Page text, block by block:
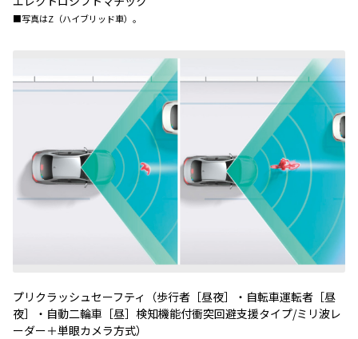
■写真はZ（ハイブリッド車）。
プリクラッシュセーフティ（歩行者［昼夜］・自転車運転者［昼
夜］・自動二輪車［昼］検知機能付衝突回避支援タイプ/ミリ波レ
ーダー＋単眼カメラ方式）